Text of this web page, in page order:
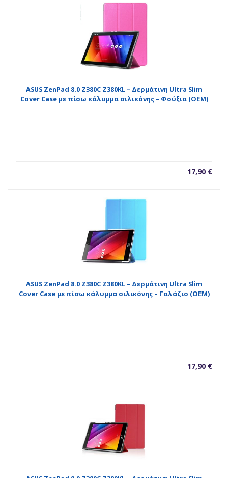
ASUS ZenPad 8.0 Z380C Z380KL – Δερμάτινη Ultra Slim
Cover Case με πίσω κάλυμμα σιλικόνης – Φούξια (OEM)
17,90 €
ASUS ZenPad 8.0 Z380C Z380KL – Δερμάτινη Ultra Slim
Cover Case με πίσω κάλυμμα σιλικόνης – Γαλάζιο (OEM)
17,90 €